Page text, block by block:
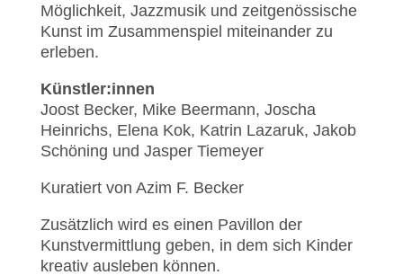
Möglichkeit, Jazzmusik und zeitgenössische
Kunst im Zusammenspiel miteinander zu
erleben.
Künstler:innen
Joost Becker, Mike Beermann, Joscha
Heinrichs, Elena Kok, Katrin Lazaruk, Jakob
Schöning und Jasper Tiemeyer
Kuratiert von Azim F. Becker
Zusätzlich wird es einen Pavillon der
Kunstvermittlung geben, in dem sich Kinder
kreativ ausleben können.